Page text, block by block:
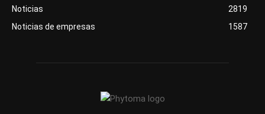
Noticias
2819
Noticias de empresas
1587